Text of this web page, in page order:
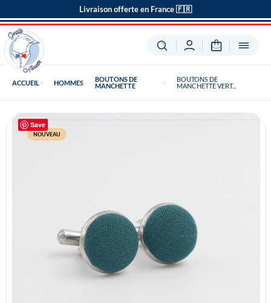
Livraison offerte en France 🇫🇷
ACCUEIL HOMMES
BOUTONS DE
MANCHETTE
BOUTONS DE
MANCHETTE VERT...
Save
NOUVEAU